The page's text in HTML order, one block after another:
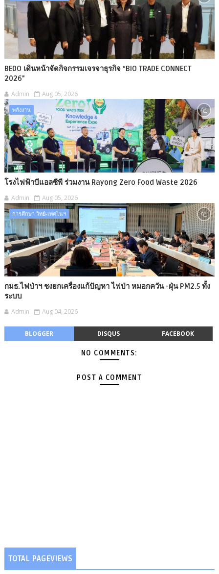
BEDO เดินหน้าจัดกิจกรรมเจรจาธุรกิจ “BIO TRADE CONNECT
2026”
Admin Aug 05, 2026
พลังงาน
โรงไฟฟ้าบีแอลซีพี ร่วมงาน Rayong Zero Food Waste 2026
Admin Aug 05, 2026
การศึกษา วิทย์-เทคโนฯ
กมธ.ไฟป่าฯ ชงยกเครื่องแก้ปัญหา ไฟป่า หมอกควัน -​ฝุ่น PM2.5 ทั้ง
ระบบ
Admin Aug 04, 2026
BLOGGER DISQUS FACEBOOK
NO COMMENTS:
POST A COMMENT
TOTAL PAGEVIEWS